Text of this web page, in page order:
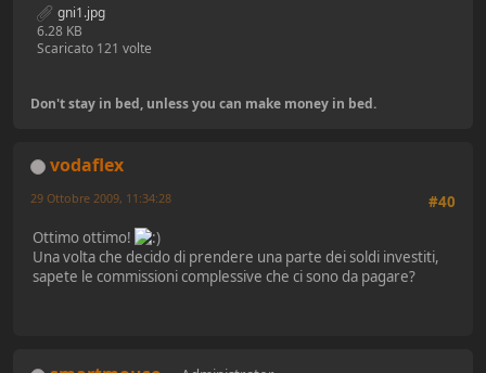
gni1.jpg
6.28 KB
Scaricato 121 volte
Don't stay in bed, unless you can make money in bed.
vodaflex
#40
29 Ottobre 2009, 11:34:28
Ottimo ottimo!
Una volta che decido di prendere una parte dei soldi investiti,
sapete le commissioni complessive che ci sono da pagare?